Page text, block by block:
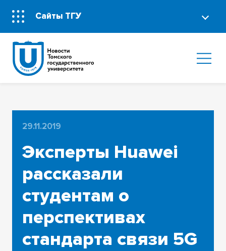
Сайты ТГУ
29.11.2019
Эксперты Huawei
рассказали
студентам о
перспективах
стандарта связи 5G